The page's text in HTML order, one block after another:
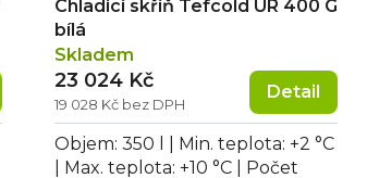
Chladicí skříň Tefcold UR 400 G
bílá
Skladem
19 028 Kč bez DPH
23 024 Kč Detail
Objem: 350 l | Min. teplota: +2 °C
| Max. teplota: +10 °C | Počet